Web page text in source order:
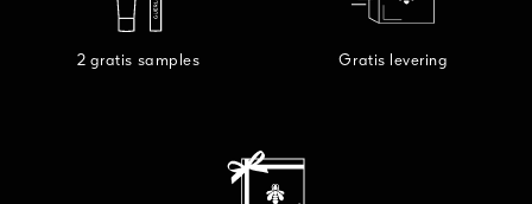
2 gratis samples Gratis levering